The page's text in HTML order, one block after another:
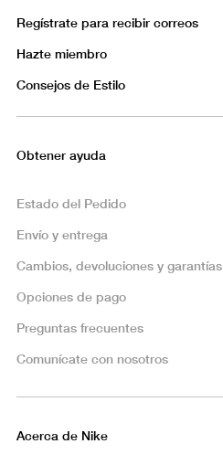
Regístrate para recibir correos
Hazte miembro
Consejos de Estilo
Obtener ayuda
Estado del Pedido
Envío y entrega
Cambios, devoluciones y garantías
Opciones de pago
Preguntas frecuentes
Comunícate con nosotros
Acerca de Nike